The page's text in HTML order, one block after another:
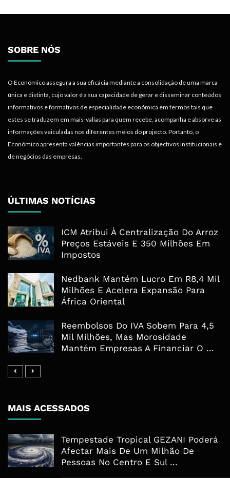
SOBRE NÓS
O Económico assegura a sua eficácia mediante a consolidação de uma marca
única e distinta, cujo valor é a sua capacidade de gerar e disseminar conteúdos
informativos e formativos de especialidade económica em termos tais que
estes se traduzem em mais-valias para quem recebe, acompanha e absorve as
informações veiculadas nos diferentes meios do projecto. Portanto, o
Económico apresenta valências importantes para os objectivos institucionais e
de negócios das empresas.
ÚLTIMAS NOTÍCIAS
ICM Atribui À Centralização Do Arroz
Preços Estáveis E 350 Milhões Em
Impostos
Nedbank Mantém Lucro Em R8,4 Mil
Milhões E Acelera Expansão Para
África Oriental
Reembolsos Do IVA Sobem Para 4,5
Mil Milhões, Mas Morosidade
Mantém Empresas A Financiar O ...
MAIS ACESSADOS
Tempestade Tropical GEZANI Poderá
Afectar Mais De Um Milhão De
Pessoas No Centro E Sul ...